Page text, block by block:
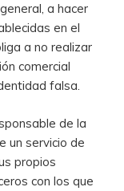
a hacer
en el
a no realizar
comercial
falsa.
de la
un servicio de
propios
con los que